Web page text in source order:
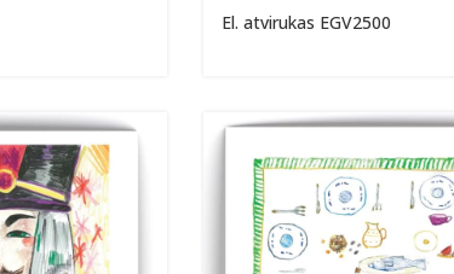
El. atvirukas EGV2500